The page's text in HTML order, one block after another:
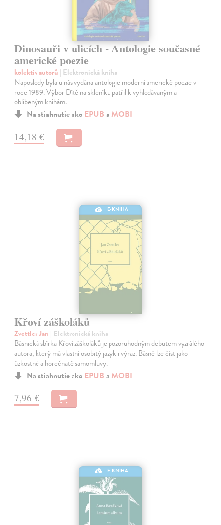
Dinosauři v ulicích - Antologie současné
americké poezie
kolektiv autorů | Elektronická kniha
Naposledy byla u nás vydána antologie moderní americké poezie v
roce 1989. Výbor Dítě na skleníku patřil k vyhledávaným a
oblíbeným knihám.
Na stiahnutie ako EPUB a MOBI
14,18 €
E-KNIHA
Křoví záškoláků
Zvettler Jan | Elektronická kniha
Básnická sbírka Křoví záškoláků je pozoruhodným debutem vyzrálého
autora, který má vlastní osobitý jazyk i výraz. Básně lze číst jako
úzkostné a horečnaté samomluvy.
Na stiahnutie ako EPUB a MOBI
7,96 €
E-KNIHA